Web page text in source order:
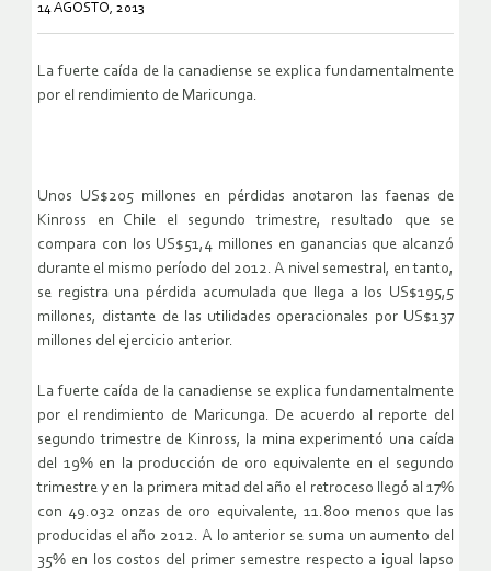
14 AGOSTO, 2013
La fuerte caída de la canadiense se explica fundamentalmente
por el rendimiento de Maricunga.
Unos US$205 millones en pérdidas anotaron las faenas de
Kinross en Chile el segundo trimestre, resultado que se
compara con los US$51,4 millones en ganancias que alcanzó
durante el mismo período del 2012. A nivel semestral, en tanto,
se registra una pérdida acumulada que llega a los US$195,5
millones, distante de las utilidades operacionales por US$137
millones del ejercicio anterior.
La fuerte caída de la canadiense se explica fundamentalmente
por el rendimiento de Maricunga. De acuerdo al reporte del
segundo trimestre de Kinross, la mina experimentó una caída
del 19% en la producción de oro equivalente en el segundo
trimestre y en la primera mitad del año el retroceso llegó al 17%
con 49.032 onzas de oro equivalente, 11.800 menos que las
producidas el año 2012. A lo anterior se suma un aumento del
35% en los costos del primer semestre respecto a igual lapso